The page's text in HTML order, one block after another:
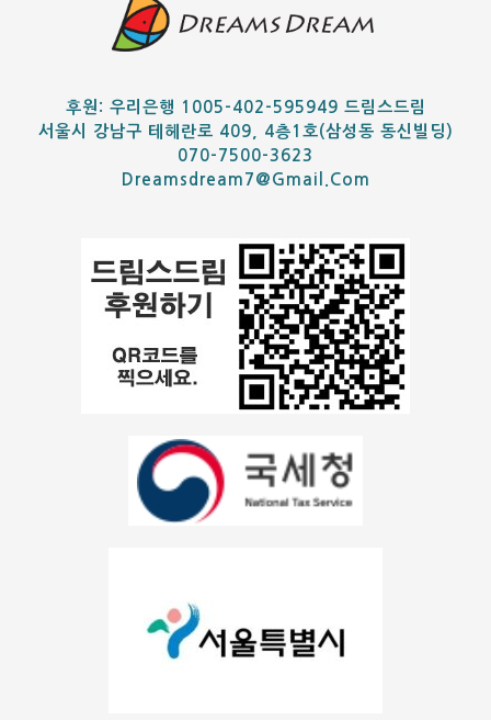
후원: 우리은행 1005-402-595949 드림스드림
서울시 강남구 테헤란로 409, 4층1호(삼성동 동신빌딩)
070-7500-3623
Dreamsdream7@gmail.com